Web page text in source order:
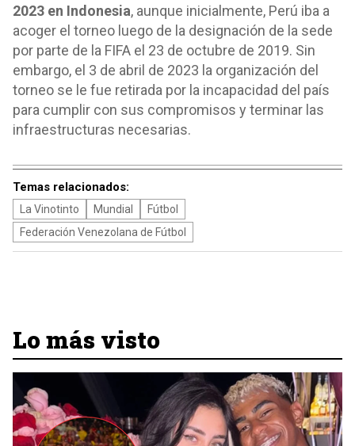
2023 en Indonesia, aunque inicialmente, Perú iba a
acoger el torneo luego de la designación de la sede
por parte de la FIFA el 23 de octubre de 2019. Sin
embargo, el 3 de abril de 2023 la organización del
torneo se le fue retirada por la incapacidad del país
para cumplir con sus compromisos y terminar las
infraestructuras necesarias.
Temas relacionados:
La Vinotinto Mundial
Fútbol
Federación Venezolana de Fútbol
Lo más visto